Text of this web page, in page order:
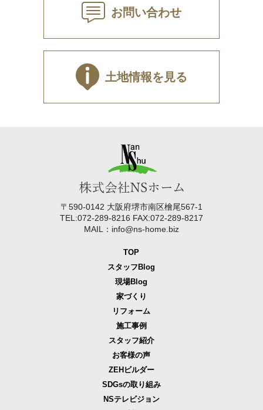
お問い合わせ
土地情報を見る
〒590-0142 大阪府堺市南区檜尾567-1
TEL:072-289-8216 FAX:072-289-8217
MAIL：info@ns-home.biz
TOP
スタッフBlog
現場Blog
家づくり
リフォーム
施工事例
スタッフ紹介
お客様の声
ZEHビルダー
SDGsの取り組み
NSテレビジョン